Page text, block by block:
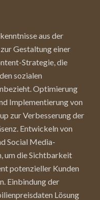
aus der
Gestaltung einer
Strategie, die
sozialen
Optimierung
Implementierung von
zur Verbesserung der
Entwickeln von
Social Media-
um die Sichtbarkeit
potenzieller Kunden
Einbindung der
Lösung